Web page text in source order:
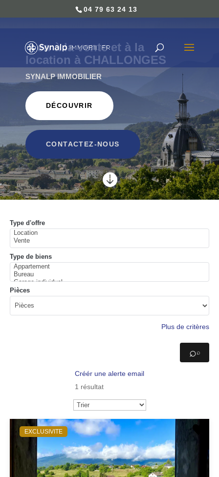
04 79 63 24 13
Bien à la vente et à la
location à CHALLONGES
SYNALP IMMOBILIER
DÉCOUVRIR
CONTACTEZ-NOUS

Type d'offre
Type de biens
Pièces
Plus de critères
⌕
Créér une alerte email
1 résultat
EXCLUSIVITE
04 79 63 24 13